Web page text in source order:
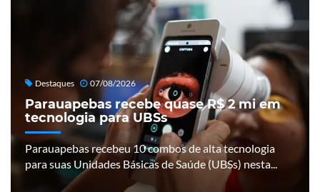
Destaques 07/08/2026
Parauapebas recebe quase R$ 2 mi em
tecnologia para UBSs
Parauapebas recebeu 10 combos de alta tecnologia
para suas Unidades Básicas de Saúde (UBSs) nesta...